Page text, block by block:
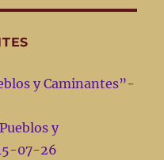
y Caminantes”-
y
07-26